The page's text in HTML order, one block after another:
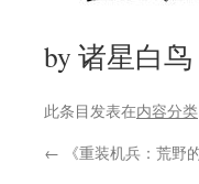
by 诸星白鸟
此条目发表在内容分类
← 《重装机兵：荒野